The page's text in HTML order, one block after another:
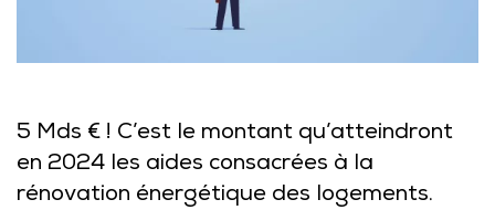
5 Mds € ! C’est le montant qu’atteindront
en 2024 les aides consacrées à la
rénovation énergétique des logements.